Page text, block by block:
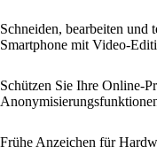
Schneiden, bearbeiten und
Smartphone mit Video-
Schützen Sie Ihre Online-
Frühe Anzeichen für